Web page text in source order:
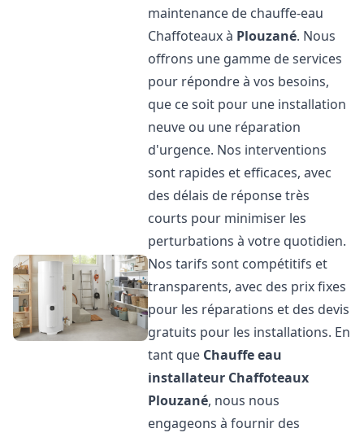
maintenance de chauffe-eau
Chaffoteaux à Plouzané. Nous
offrons une gamme de services
pour répondre à vos besoins,
que ce soit pour une installation
neuve ou une réparation
d'urgence. Nos interventions
sont rapides et efficaces, avec
des délais de réponse très
courts pour minimiser les
perturbations à votre quotidien.
Nos tarifs sont compétitifs et
transparents, avec des prix fixes
pour les réparations et des devis
gratuits pour les installations. En
tant que Chauffe eau
installateur Chaffoteaux
Plouzané, nous nous
engageons à fournir des